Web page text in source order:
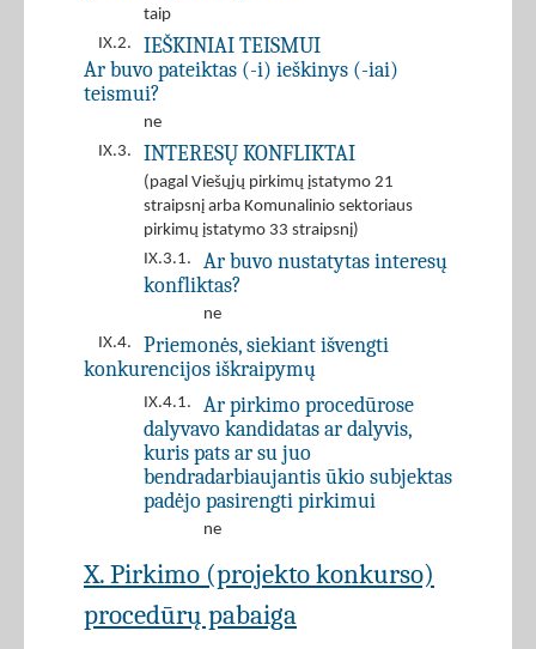
taip
IX.2.
IEŠKINIAI TEISMUI
Ar buvo pateiktas (-i) ieškinys (-iai)
teismui?
ne
IX.3.
INTERESŲ KONFLIKTAI
(pagal Viešųjų pirkimų įstatymo 21
straipsnį arba Komunalinio sektoriaus
pirkimų įstatymo 33 straipsnį)
IX.3.1.
Ar buvo nustatytas interesų
konfliktas?
ne
IX.4.
Priemonės, siekiant išvengti
konkurencijos iškraipymų
IX.4.1.
Ar pirkimo procedūrose
dalyvavo kandidatas ar dalyvis,
kuris pats ar su juo
bendradarbiaujantis ūkio subjektas
padėjo pasirengti pirkimui
ne
X. Pirkimo (projekto konkurso)
procedūrų pabaiga